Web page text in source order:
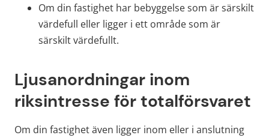
Om din fastighet har bebyggelse som är särskilt
värdefull eller ligger i ett område som är
särskilt värdefullt.
Ljusanordningar inom
riksintresse för totalförsvaret
Om din fastighet även ligger inom eller i anslutning